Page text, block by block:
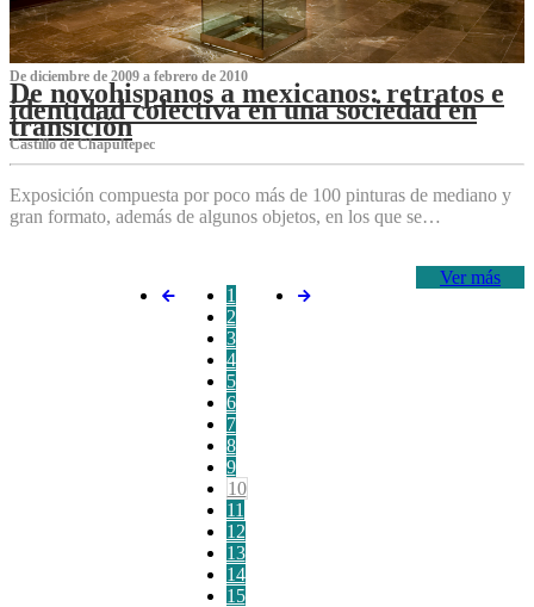
De diciembre de 2009 a febrero de 2010
De novohispanos a mexicanos: retratos e
identidad colectiva en una sociedad en
transición
Castillo de Chapultepec
Exposición compuesta por poco más de 100 pinturas de mediano y
gran formato, además de algunos objetos, en los que se…
Ver más
1
2
3
4
5
6
7
8
9
10
11
12
13
14
15